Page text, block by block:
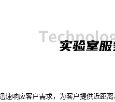
速响应客户需求，为客户提供近距